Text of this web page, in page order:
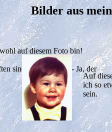
Auf
ich so
sein.
Bilder aus
auf diesem Foto bin!
sind meine Eltern. - Ja, der